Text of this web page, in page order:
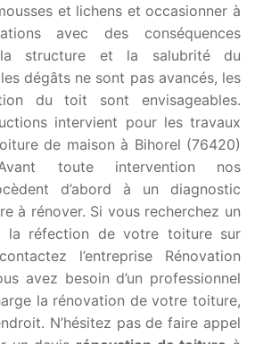
et lichens et occasionner à
avec des conséquences
structure et la salubrité du
dégâts ne sont pas avancés, les
du toit sont envisageables.
intervient pour les travaux
de maison à Bihorel (76420)
toute intervention nos
d’abord à un diagnostic
à rénover. Si vous recherchez un
la réfection de votre toiture sur
l’entreprise Rénovation
avez besoin d’un professionnel
la rénovation de votre toiture,
N’hésitez pas de faire appel